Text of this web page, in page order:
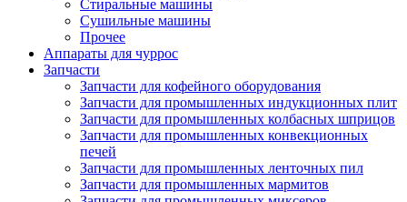
Стиральные машины
Сушильные машины
Прочее
Аппараты для чуррос
Запчасти
Запчасти для кофейного оборудования
Запчасти для промышленных индукционных плит
Запчасти для промышленных колбасных шприцов
Запчасти для промышленных конвекционных
печей
Запчасти для промышленных ленточных пил
Запчасти для промышленных мармитов